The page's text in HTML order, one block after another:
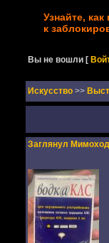
Узнайте,
к
Вы не вошли [
Искусство >>
Заглянул